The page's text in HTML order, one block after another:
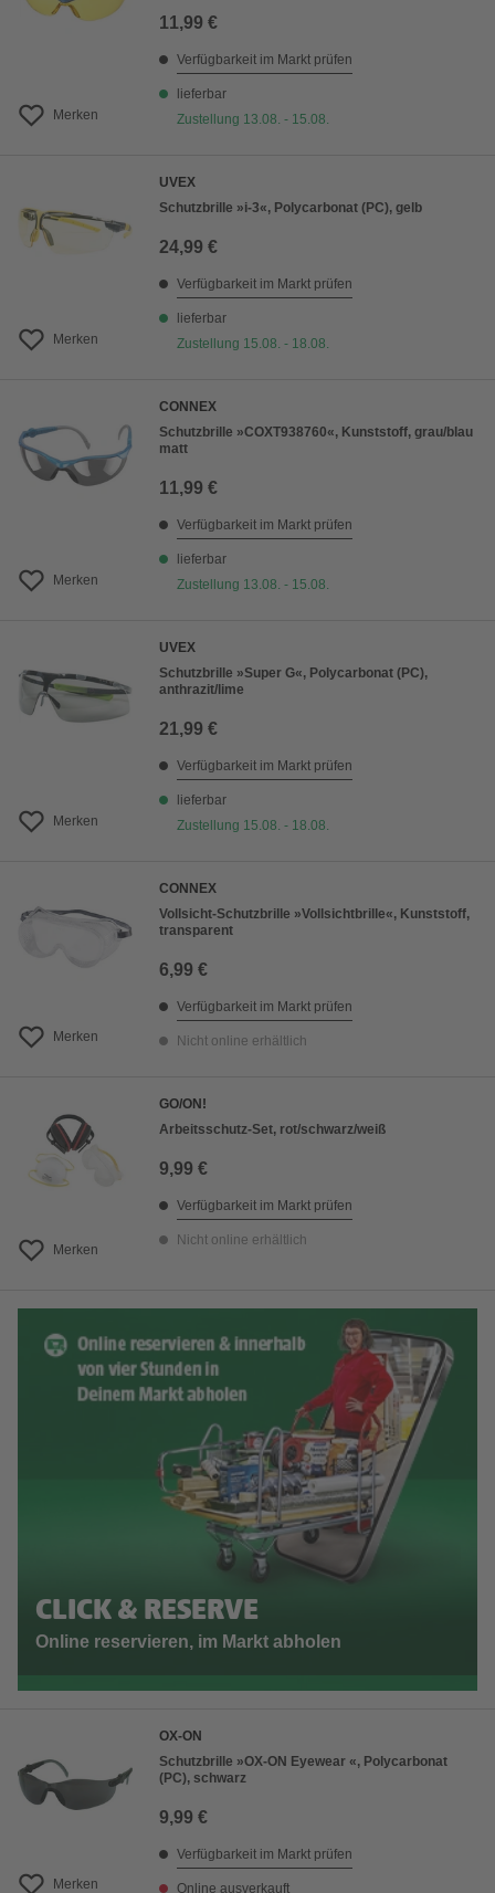
Merken
11,99 €
Verfügbarkeit im Markt prüfen
lieferbar
Zustellung 13.08. - 15.08.
Merken
UVEX
Schutzbrille »i-3«, Polycarbonat (PC), gelb
24,99 €
Verfügbarkeit im Markt prüfen
lieferbar
Zustellung 15.08. - 18.08.
Merken
CONNEX
Schutzbrille »COXT938760«, Kunststoff, grau/blau
matt
11,99 €
Verfügbarkeit im Markt prüfen
lieferbar
Zustellung 13.08. - 15.08.
Merken
UVEX
Schutzbrille »Super G«, Polycarbonat (PC),
anthrazit/lime
21,99 €
Verfügbarkeit im Markt prüfen
lieferbar
Zustellung 15.08. - 18.08.
Merken
CONNEX
Vollsicht-Schutzbrille »Vollsichtbrille«, Kunststoff,
transparent
6,99 €
Verfügbarkeit im Markt prüfen
Nicht online erhältlich
Merken
GO/ON!
Arbeitsschutz-Set, rot/schwarz/weiß
9,99 €
Verfügbarkeit im Markt prüfen
Nicht online erhältlich
CLICK & RESERVE
Online reservieren, im Markt abholen
Merken
OX-ON
Schutzbrille »OX-ON Eyewear «, Polycarbonat
(PC), schwarz
9,99 €
Verfügbarkeit im Markt prüfen
Online ausverkauft